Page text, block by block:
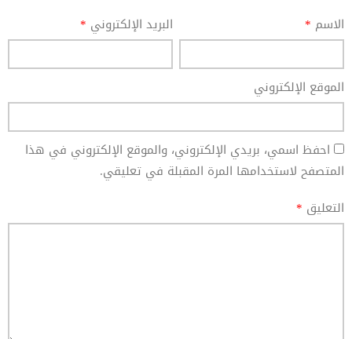
الاسم * البريد الإلكتروني *
الموقع الإلكتروني
احفظ اسمي، بريدي الإلكتروني، والموقع الإلكتروني في هذا
المتصفح لاستخدامها المرة المقبلة في تعليقي.
التعليق *